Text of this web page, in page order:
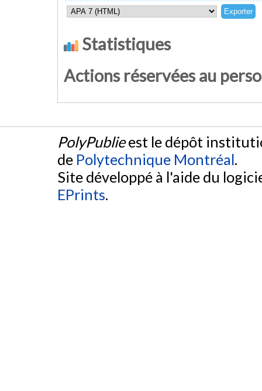
Statistiques
Actions réservées au
PolyPublieest le dépôt
de Polytechnique Montréal.
Site développé à l'aide du
EPrints.